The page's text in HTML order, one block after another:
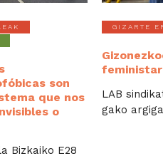
son
que nos
o
Bizkaiko E28
GIZARTE
LAB
gako